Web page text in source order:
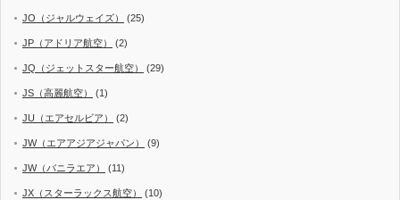
JO（ジャルウェイズ） (25)
JP（アドリア航空） (2)
JQ（ジェットスター航空） (29)
JS（高麗航空） (1)
JU（エアセルビア） (2)
JW（エアアジアジャパン） (9)
JW（バニラエア） (11)
JX（スターラックス航空） (10)